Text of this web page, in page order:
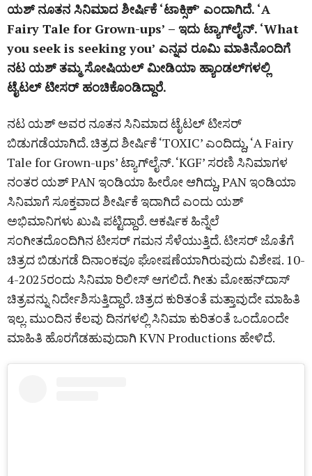
ಯಶ್‌ ನೂತನ ಸಿನಿಮಾದ ಶೀರ್ಷಿಕೆ ‘ಟಾಕ್ಸಿಕ್‌’ ಎಂದಾಗಿದೆ. ‘A
Fairy Tale for Grown-ups’ – ಇದು ಟ್ಯಾಗ್‌ಲೈನ್‌. ‘What
you seek is seeking you’ ಎನ್ನವ ರೂಮಿ ಮಾತಿನೊಂದಿಗೆ
ನಟ ಯಶ್‌ ತಮ್ಮ ಸೋಷಿಯಲ್‌ ಮೀಡಿಯಾ ಹ್ಯಾಂಡಲ್‌ಗಳಲ್ಲಿ
ಟೈಟಲ್‌ ಟೀಸರ್‌ ಹಂಚಿಕೊಂಡಿದ್ದಾರೆ.
ನಟ ಯಶ್‌ ಅವರ ನೂತನ ಸಿನಿಮಾದ ಟೈಟಲ್‌ ಟೀಸರ್‌
ಬಿಡುಗಡೆಯಾಗಿದೆ. ಚಿತ್ರದ ಶೀರ್ಷಿಕೆ ‘TOXIC’ ಎಂದಿದ್ದು, ‘A Fairy
Tale for Grown-ups’ ಟ್ಯಾಗ್‌ಲೈನ್‌. ‘KGF’ ಸರಣಿ ಸಿನಿಮಾಗಳ
ನಂತರ ಯಶ್‌ PAN ಇಂಡಿಯಾ ಹೀರೋ ಆಗಿದ್ದು, PAN ಇಂಡಿಯಾ
ಸಿನಿಮಾಗೆ ಸೂಕ್ತವಾದ ಶೀರ್ಷಿಕೆ ಇದಾಗಿದೆ ಎಂದು ಯಶ್‌
ಅಭಿಮಾನಿಗಳು ಖುಷಿ ಪಟ್ಟಿದ್ದಾರೆ. ಆಕರ್ಷಿಕ ಹಿನ್ನೆಲೆ
ಸಂಗೀತದೊಂದಿಗಿನ ಟೀಸರ್‌ ಗಮನ ಸೆಳೆಯುತ್ತಿದೆ. ಟೀಸರ್‌ ಜೊತೆಗೆ
ಚಿತ್ರದ ಬಿಡುಗಡೆ ದಿನಾಂಕವೂ ಘೋಷಣೆಯಾಗಿರುವುದು ವಿಶೇಷ. 10-
4-2025ರಂದು ಸಿನಿಮಾ ರಿಲೀಸ್‌ ಆಗಲಿದೆ. ಗೀತು ಮೋಹನ್‌ದಾಸ್‌
ಚಿತ್ರವನ್ನು ನಿರ್ದೇಶಿಸುತ್ತಿದ್ದಾರೆ. ಚಿತ್ರದ ಕುರಿತಂತೆ ಮತ್ತಾವುದೇ ಮಾಹಿತಿ
ಇಲ್ಲ. ಮುಂದಿನ ಕೆಲವು ದಿನಗಳಲ್ಲಿ ಸಿನಿಮಾ ಕುರಿತಂತೆ ಒಂದೊಂದೇ
ಮಾಹಿತಿ ಹೊರಗೆಡಹುವುದಾಗಿ KVN Productions ಹೇಳಿದೆ.